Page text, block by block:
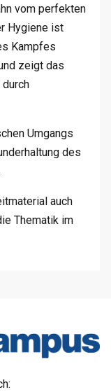
vom perfekten
Hygiene ist
Kampfes
zeigt das
Umgangs
des
auch
Thematik im